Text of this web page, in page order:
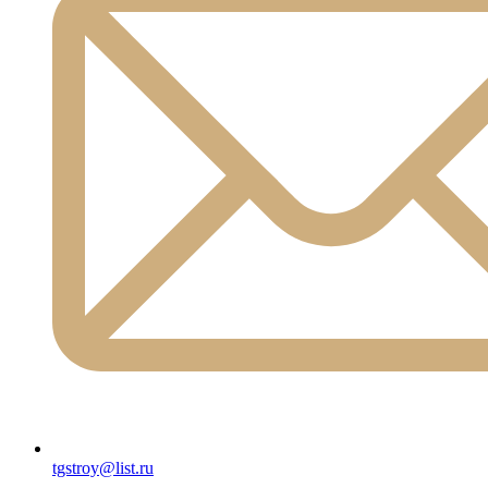
tgstroy@list.ru